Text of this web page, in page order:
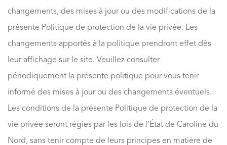
changements, des mises à jour ou des modifications de la
présente Politique de protection de la vie privée. Les
changements apportés à la politique prendront effet dès
leur affichage sur le site. Veuillez consulter
périodiquement la présente politique pour vous tenir
informé des mises à jour ou des changements éventuels.
Les conditions de la présente Politique de protection de la
vie privée seront régies par les lois de l’État de Caroline du
Nord, sans tenir compte de leurs principes en matière de